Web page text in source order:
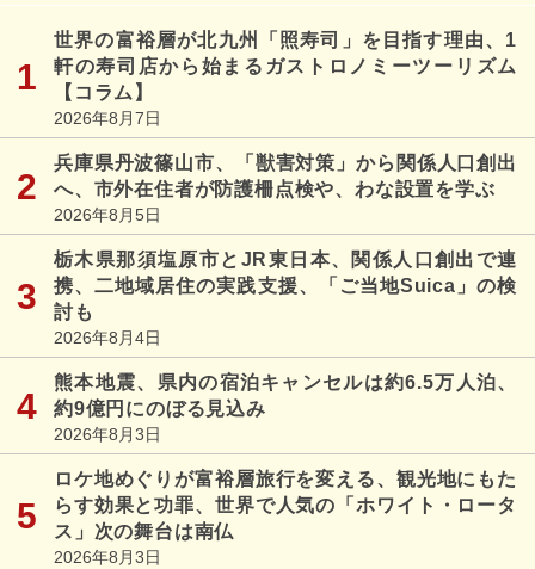
世界の富裕層が北九州「照寿司」を目指す理由、1
軒の寿司店から始まるガストロノミーツーリズム
【コラム】
2026年8月7日
兵庫県丹波篠山市、「獣害対策」から関係人口創出
へ、市外在住者が防護柵点検や、わな設置を学ぶ
2026年8月5日
栃木県那須塩原市とJR東日本、関係人口創出で連
携、二地域居住の実践支援、「ご当地Suica」の検
討も
2026年8月4日
熊本地震、県内の宿泊キャンセルは約6.5万人泊、
約9億円にのぼる見込み
2026年8月3日
ロケ地めぐりが富裕層旅行を変える、観光地にもた
らす効果と功罪、世界で人気の「ホワイト・ロータ
ス」次の舞台は南仏
2026年8月3日